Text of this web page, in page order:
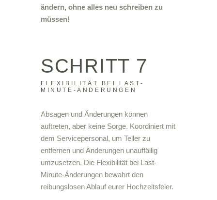
ändern, ohne alles neu schreiben zu
müssen!
SCHRITT 7
FLEXIBILITÄT BEI LAST-
MINUTE-ÄNDERUNGEN
Absagen und Änderungen können
auftreten, aber keine Sorge. Koordiniert mit
dem Servicepersonal, um Teller zu
entfernen und Änderungen unauffällig
umzusetzen. Die Flexibilität bei Last-
Minute-Änderungen bewahrt den
reibungslosen Ablauf eurer Hochzeitsfeier.